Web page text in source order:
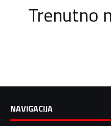
Trenutno
NAVIGACIJA